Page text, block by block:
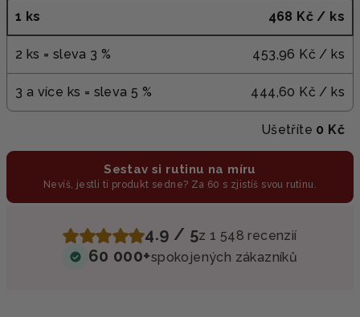
1 ks 468 Kč / ks
2 ks = sleva 3 % 453,96 Kč / ks
3 a více ks = sleva 5 % 444,60 Kč / ks
Ušetříte 0 Kč
Sestav si rutinu na míru
Nevíš, jestli ti produkt sedne? Za 60 s zjistíš svou rutinu.
4.9 / 5z 1 548 recenzií
60 000+spokojených zákazníků